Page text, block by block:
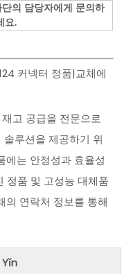
의 담당자에게 문의하
요.
커넥터 정품|교체에
고 공급을 전문으로
루션을 제공하기 위
에는 안정성과 효율성
정품 및 고성능 대체품
의 연락처 정보를 통해